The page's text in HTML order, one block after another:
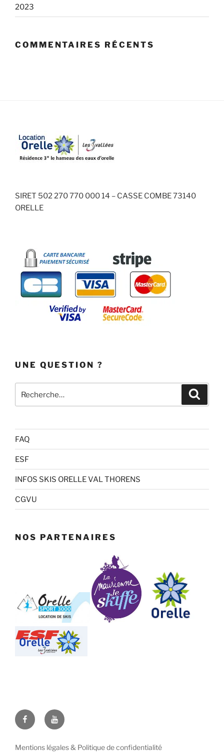
2023
COMMENTAIRES RÉCENTS
SIRET 502 270 770 000 14 – CASSE COMBE 73140
ORELLE
UNE QUESTION ?
pour
FAQ
ESF
INFOS SKIS ORELLE VAL THORENS
CGVU
NOS PARTENAIRES
FacebookYoutube
Mentions légales & Politique de confidentialité